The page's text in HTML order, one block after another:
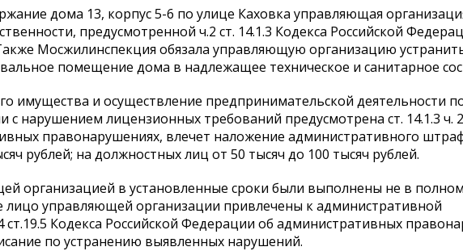
дома 13, корпус 5-6 по улице Каховка управляющая
предусмотренной ч.2 ст. 14.1.3 Кодекса Российской
Мосжилинспекция обязала управляющую организацию
помещение дома в надлежащее техническое и санитарное
имущества и осуществление предпринимательской деятельности
нарушением лицензионных требований предусмотрена ст. 14.1.3 ч.
правонарушениях, влечет наложение административного
рублей; на должностных лиц от 50 тысяч до 100 тысяч рублей.
организацией в установленные сроки были выполнены не в
лицо управляющей организации привлечены к административной
Кодекса Российской Федерации об административных
по устранению выявленных нарушений.